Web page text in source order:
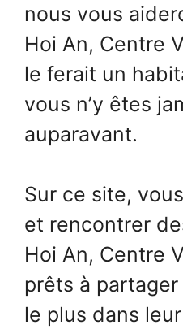
nous vous
Hoi An, Centre
le ferait un
vous n’y êtes
auparavant.
Sur ce site,
et rencontrer
Hoi An, Centre
prêts à partager
le plus dans